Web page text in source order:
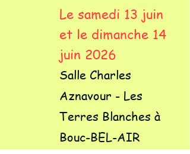
Le samedi 13 juin
et le dimanche 14
juin 2026
Salle Charles
Aznavour - Les
Terres Blanches à
Bouc-BEL-AIR